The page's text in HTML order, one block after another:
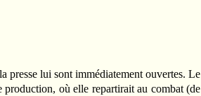
presse lui sont immédiatement ouvertes. Le
production, où elle repartirait au combat (de